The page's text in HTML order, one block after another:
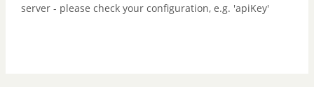
server - please check your configuration, e.g. 'apiKey'